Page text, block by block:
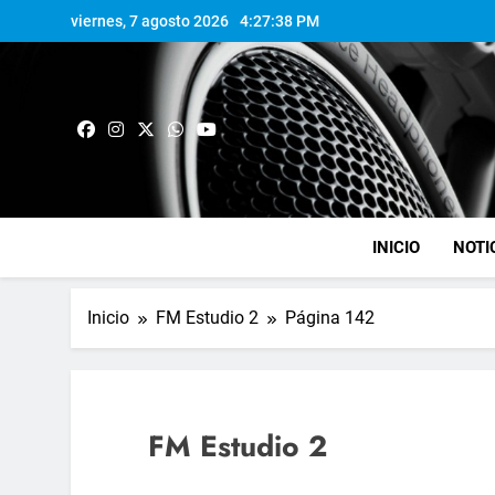
viernes, 7 agosto 2026 4:27:39 PM
INICIO
Inicio FM Estudio 2 Página 142
FM Estudio 2